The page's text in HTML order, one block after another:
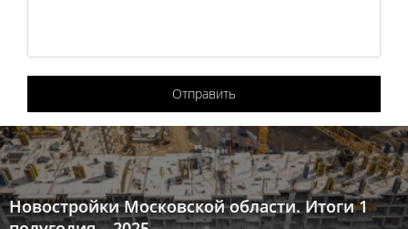
Отправить
Новостройки Московской области. Итоги 1